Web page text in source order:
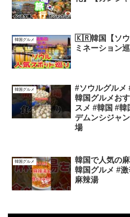
韓国グルメ
🇰🇷韓国【ソウ
ミネーション
韓国グルメ
#ソウルグルメ
韓国グルメお
スメ #韓国 #
デムンシジャ
場
韓国グルメ
韓国で人気の
韓国グルメ #
麻辣湯